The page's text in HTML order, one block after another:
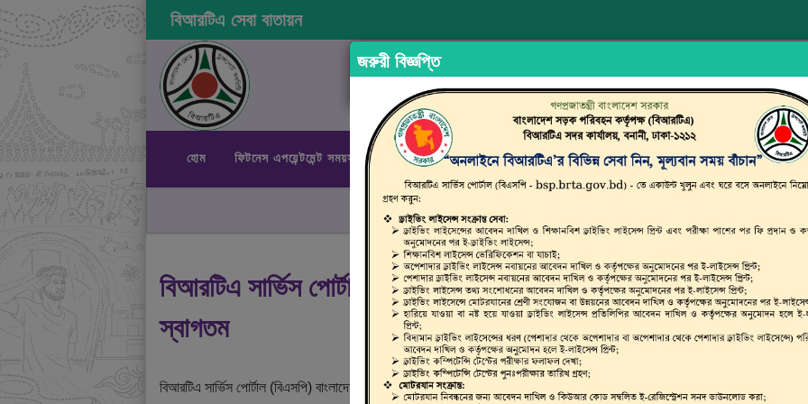
বিআরটিএ সেবা বাতায়ন
হোম ফিটনেস এপয়েন্টমেন্ট সময়সূচী রাইড শেয়ারিং অভিযোগ/মতামত দিন ইউজার ম্যানুয়াল
ছাত্র জনতার
জরুরী বিজ্ঞপ্তি
বিআরটিএ সার্ভিস পোর্টালে
স্বাগতম
বিআরটিএ সার্ভিস পোর্টাল (বিএসপি) বাংলাদেশ রোড ট্রান্সপোর্ট অথরিটি (বিআরটিএ)